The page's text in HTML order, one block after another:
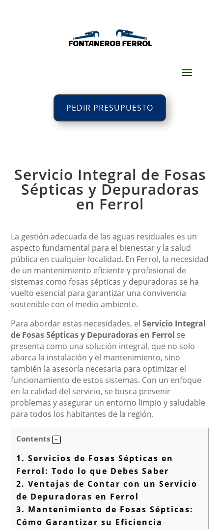
PEDIR PRESUPUESTO
Servicio Integral de Fosas
Sépticas y Depuradoras
en Ferrol
La gestión adecuada de las aguas residuales es un
aspecto fundamental para el bienestar y la salud
pública en cualquier localidad. En Ferrol, la necesidad
de un mantenimiento eficiente y profesional de
sistemas como fosas sépticas y depuradoras se ha
vuelto esencial para garantizar una convivencia
sostenible con el medio ambiente.
Para abordar estas necesidades, elServicio Integral
de Fosas Sépticas y Depuradoras en Ferrol se
presenta como una solución integral, que no solo
abarca la instalación y el mantenimiento, sino
también la asesoría necesaria para optimizar el
funcionamiento de estos sistemas. Con un enfoque
en la calidad del servicio, se busca prevenir
problemas y asegurar un entorno limpio y saludable
para todos los habitantes de la región.
Contents
1. Servicios de Fosas Sépticas en
Ferrol: Todo lo que Debes Saber
2. Ventajas de Contar con un Servicio
de Depuradoras en Ferrol
3. Mantenimiento de Fosas Sépticas:
Cómo Garantizar su Eficiencia